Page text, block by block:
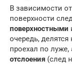
В зависимости
поверхности
поверхностными
очередь,
проехал по луже,
отслоения (след